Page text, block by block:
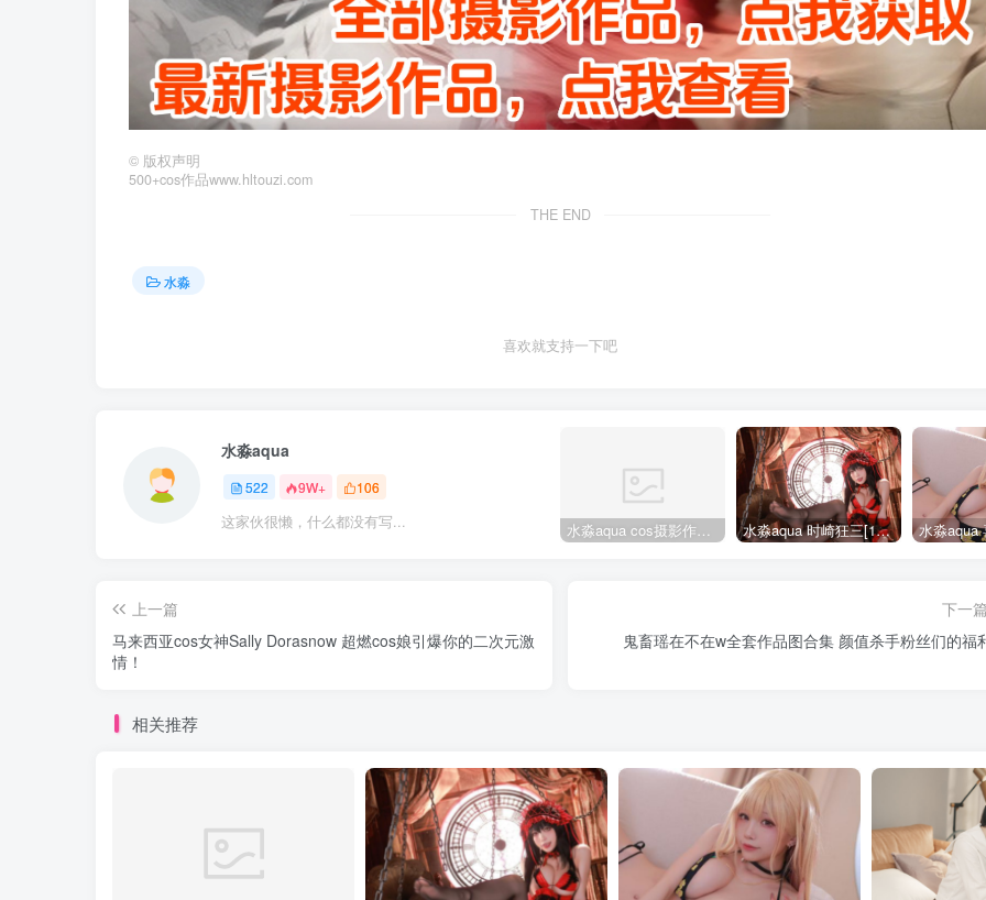
© 版权声明
500+cos作品www.hltouzi.com
THE END
水淼
喜欢就支持一下吧
水淼aqua
522 9W+ 106
这家伙很懒，什么都没有写... 水淼aqua cos摄影作品合集155套 水淼aqua 时崎狂三[109P-128MB]
上一篇
马来西亚cos女神Sally Dorasnow 超燃cos娘引爆你的二次元激
情！
下一篇
鬼畜瑶在不在w全套作品图合集 颜值杀手粉丝们的福
相关推荐